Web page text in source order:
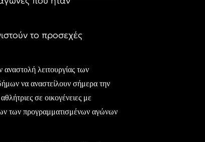
το προσεχές
λειτουργίας των
να αναστείλουν σήμερα την
σε οικογένειες με
των προγραμματισμένων αγώνων